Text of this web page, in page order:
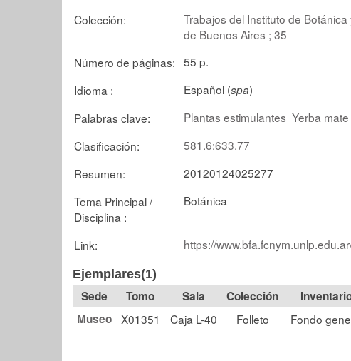
Colección:
Trabajos del Instituto de
de Buenos Aires ; 35
Número de páginas: 55 p.
Idioma :
Español (spa)
Palabras clave:
Plantas estimulantes Yerba mate
Clasificación:
581.6:633.77
Resumen:
20120124025277
Tema Principal /
Disciplina :
Botánica
Link: https://
Ejemplares(1)
Tomo Sala Colección
Museo X01351 Caja L-40 Folleto Fondo